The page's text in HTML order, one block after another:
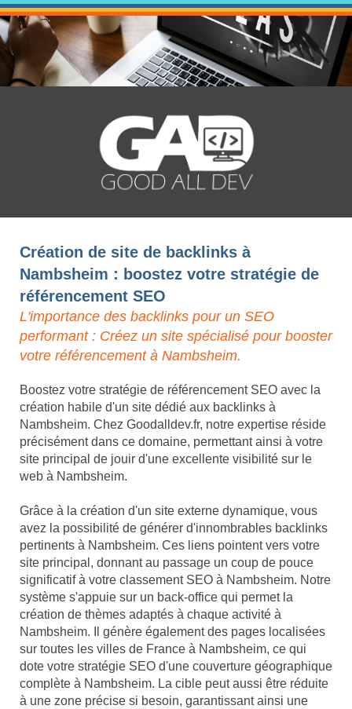
Création de site de backlinks à
Nambsheim : boostez votre stratégie de
référencement SEO
L'importance des backlinks pour un SEO
performant : Créez un site spécialisé pour booster
votre référencement à Nambsheim.
Boostez votre stratégie de référencement SEO avec la
création habile d'un site dédié aux backlinks à
Nambsheim. Chez Goodalldev.fr, notre expertise réside
précisément dans ce domaine, permettant ainsi à votre
site principal de jouir d'une excellente visibilité sur le
web à Nambsheim.
Grâce à la création d'un site externe dynamique, vous
avez la possibilité de générer d'innombrables backlinks
pertinents à Nambsheim. Ces liens pointent vers votre
site principal, donnant au passage un coup de pouce
significatif à votre classement SEO à Nambsheim. Notre
système s'appuie sur un back-office qui permet la
création de thèmes adaptés à chaque activité à
Nambsheim. Il génère également des pages localisées
sur toutes les villes de France à Nambsheim, ce qui
dote votre stratégie SEO d'une couverture géographique
complète à Nambsheim. La cible peut aussi être réduite
à une zone précise si besoin, garantissant ainsi une